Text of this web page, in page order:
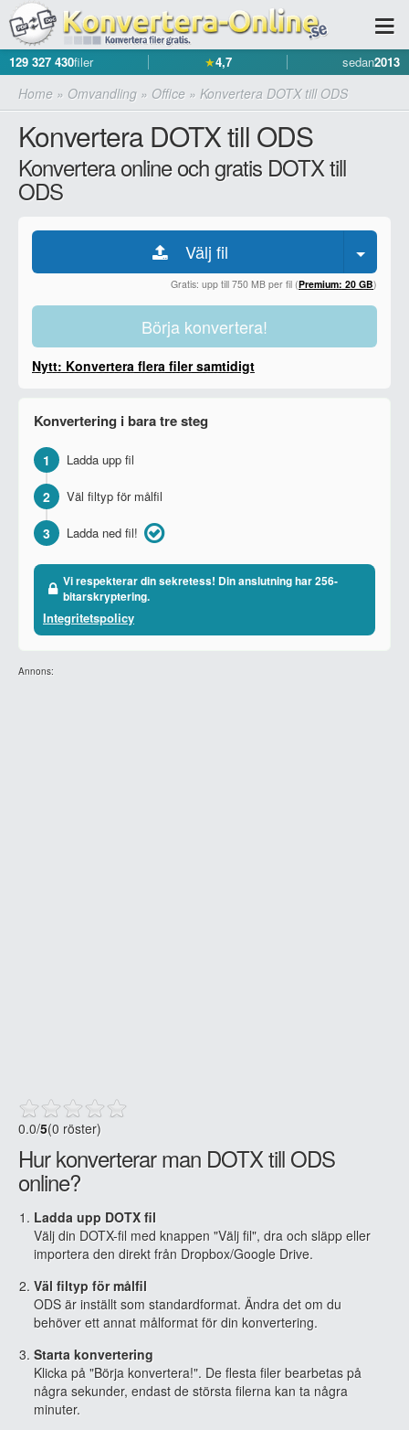
129 327 430filer ★4,7 sedan2013
Home » Omvandling » Office » Konvertera DOTX till ODS
Konvertera DOTX till ODS
Konvertera online och gratis DOTX till
ODS
Välj fil
Gratis: upp till 750 MB per fil (Premium: 20 GB)
Börja konvertera!
Nytt: Konvertera flera filer samtidigt
Konvertering i bara tre steg
1 Ladda upp fil
2 Väl filtyp för målfil
3 Ladda ned fil!
Vi respekterar din sekretess! Din anslutning har 256-
bitarskryptering.
Integritetspolicy
Annons:
0.0/5(0 röster)
Hur konverterar man DOTX till ODS
online?
Ladda upp DOTX fil
Välj din DOTX-fil med knappen "Välj fil", dra och släpp eller
importera den direkt från Dropbox/Google Drive.
Väl filtyp för målfil
ODS är inställt som standardformat. Ändra det om du
behöver ett annat målformat för din konvertering.
Starta konvertering
Klicka på "Börja konvertera!". De flesta filer bearbetas på
några sekunder, endast de största filerna kan ta några
minuter.